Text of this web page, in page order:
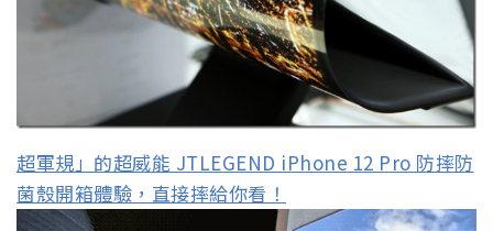
超軍規」的超威能 JTLEGEND iPhone 12 Pro 防摔防
菌殼開箱體驗，直接摔給你看！